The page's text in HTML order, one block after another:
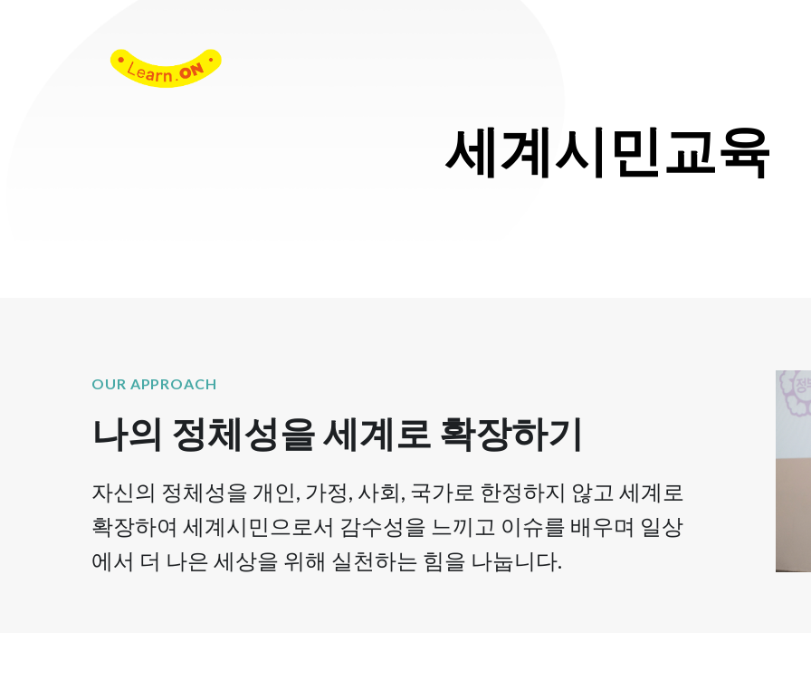
세계시민교육
OUR APPROACH
나의 정체성을 세계로 확장하기
자신의 정체성을 개인, 가정, 사회, 국가로 한정하지 않고 세계로
확장하여 세계시민으로서 감수성을 느끼고 이슈를 배우며 일상
에서 더 나은 세상을 위해 실천하는 힘을 나눕니다.